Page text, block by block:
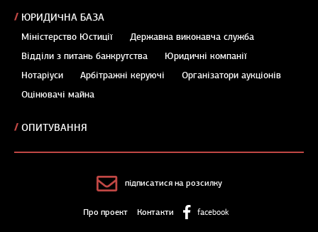
ЮРИДИЧНА БАЗА
Міністерство Юстиції
Державна виконавча служба
Відділи з питань банкрутства
Юридичні компанії
Нотаріуси
Арбітражні керуючі
Організатори аукціонів
Оцінювачі майна
ОПИТУВАННЯ
підписатися на розсилку
Про проект Контакти facebook